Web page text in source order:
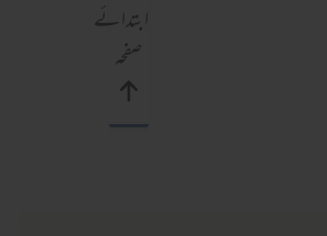
ابتدائے
صفحہ